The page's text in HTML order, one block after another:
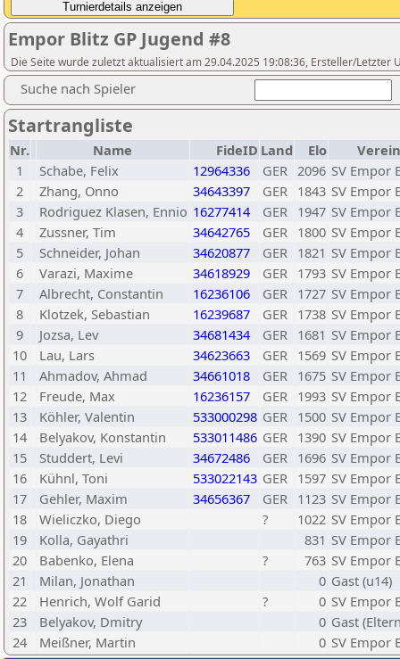
Empor Blitz GP Jugend #8
Die Seite wurde zuletzt aktualisiert am 29.04.2025 19:08:36, Ersteller/Letzter
Suche nach Spieler
Startrangliste
Nr. Name FideID Land Elo
1
Schabe, Felix 12964336 GER 2096 SV Empor
2
Zhang, Onno 34643397 GER 1843 SV Empor
3
Rodriguez Klasen, Ennio 16277414 GER 1947 SV Empor
4
Zussner, Tim 34642765 GER 1800 SV Empor
5
Schneider, Johan 34620877 GER 1821 SV Empor
6
Varazi, Maxime 34618929 GER 1793 SV Empor
7
Albrecht, Constantin 16236106 GER 1727 SV Empor
8
Klotzek, Sebastian 16239687 GER 1738 SV Empor
9
Jozsa, Lev 34681434 GER 1681 SV Empor
10
Lau, Lars 34623663 GER 1569 SV Empor
11
Ahmadov, Ahmad 34661018 GER 1675 SV Empor
12
Freude, Max 16236157 GER 1993 SV Empor
13
Köhler, Valentin 533000298 GER 1500 SV Empor
14
Belyakov, Konstantin 533011486 GER 1390 SV Empor
15
Studdert, Levi 34672486 GER 1696 SV Empor
16
Kühnl, Toni 533022143 GER 1597 SV Empor
17
Gehler, Maxim 34656367 GER 1123 SV Empor
18
Wieliczko, Diego ? 1022 SV Empor
19
Kolla, Gayathri 831 SV Empor
20
Babenko, Elena ? 763 SV Empor
21
Milan, Jonathan 0 Gast (u14)
22
Henrich, Wolf Garid ? 0 SV Empor
23
Belyakov, Dmitry 0 Gast
24
Meißner, Martin 0 SV Empor